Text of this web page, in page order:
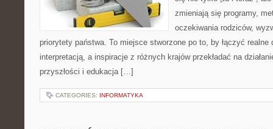
zmieniają się programy,
oczekiwania rodziców,
priorytety państwa. To miejsce stworzone po to, by łączyć realne
interpretacją, a inspiracje z różnych krajów przekładać na
przyszłości i edukacja […]
CATEGORIES: INFORMATYKA